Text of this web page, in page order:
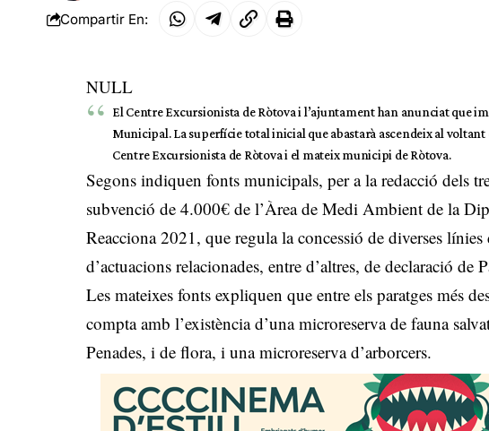
Compartir En:
NULL
El Centre Excursionista de Ròtova i l’ajuntament han anunciat que
Municipal. La superfície total inicial que abastarà ascendeix al
Centre Excursionista de Ròtova i el mateix municipi de Ròtova.
Segons indiquen fonts municipals, per a la redacció dels
subvenció de 4.000€ de l’Àrea de Medi Ambient de la
Reacciona 2021, que regula la concessió de diverses
d’actuacions relacionades, entre d’altres, de declaració de
Les mateixes fonts expliquen que entre els paratges més
compta amb l’existència d’una microreserva de fauna
Penades, i de flora, i una microreserva d’arborcers.